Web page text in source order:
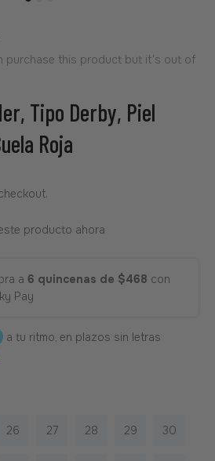
purchase this product but it's out of
Tipo Derby, Piel
Roja
producto ahora
a 6 quincenas de $468 con
Pay
26 27 28 29 30